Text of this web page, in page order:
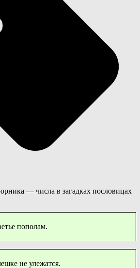
— числа в загадках пословицах
пополам.
не улежатся.